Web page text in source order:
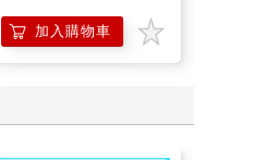
加入購物車